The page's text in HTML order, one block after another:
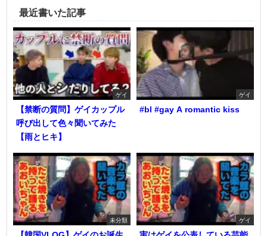
最近書いた記事
ゲイ
【禁断の質問】ゲイカップル
呼び出して色々聞いてみた
【雨とヒキ】
ゲイ
#bl #gay A romantic kiss
未分類 ゲイ